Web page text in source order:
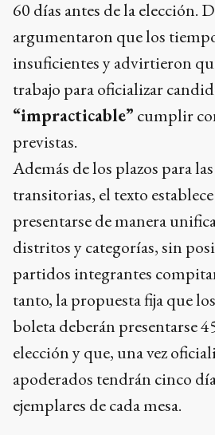
60 días antes de la elección.
argumentaron que los
insuficientes y advirtieron
trabajo para oficializar
“impracticable” cumplir
previstas.
Además de los plazos para
transitorias, el texto
presentarse de manera
distritos y categorías, sin
partidos integrantes
tanto, la propuesta fija que
boleta deberán presentarse
elección y que, una vez
apoderados tendrán cinco
ejemplares de cada mesa.